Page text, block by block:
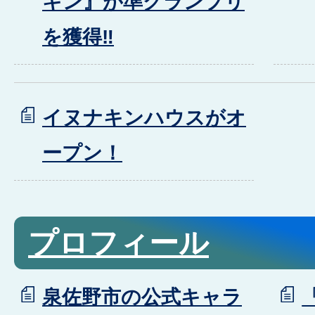
を獲得‼
イヌナキンハウスがオ
ープン！
プロフィール
泉佐野市の公式キャラ